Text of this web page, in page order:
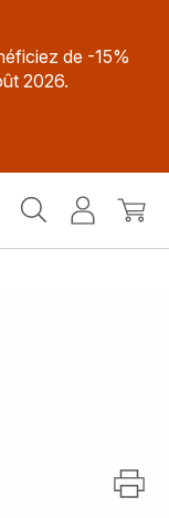
de -15%
2026.
MonMon